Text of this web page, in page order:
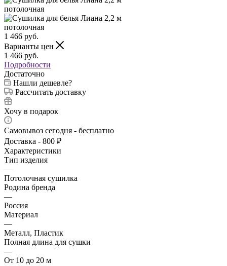
1 466 руб.
Варианты цен
1 466 руб.
Подробности
Достаточно
Нашли дешевле?
Рассчитать доставку
Хочу в подарок
Самовывоз сегодня - бесплатно
Доставка - 800 ₽
Характеристики
Тип изделия
—
Потолочная сушилка
Родина бренда
—
Россия
Материал
—
Металл, Пластик
Полная длина для сушки
—
От 10 до 20 м